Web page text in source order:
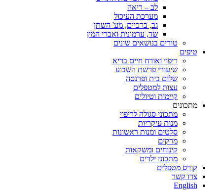
לב – ריאה
מערכת העיכול
גב, ברכיים, מע' השתן
שד, ערמונית ואברי המין
טורים בנושאים שונים
טיפים
ריפוי ואורח חיים בריא
שיעורי פרשת השבוע
שלום בית ופרנסה
עצות למטפלים
קיימות וטיולים
מתכונים
מתכוני סגולה לריפוי
מנות עיקריות
סלטים ומנות ראשונות
מרקים
קינוחים ומשקאות
מתכוני ילדים
קורס מטפלים
צרו קשר
English